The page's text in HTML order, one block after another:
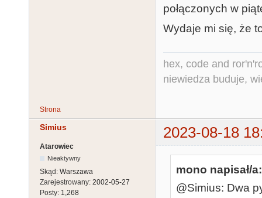
połączonych w
Wydaje mi się, że
hex, code and
niewiedza buduje,
Strona
Simius 2023-08-18
Atarowiec
Nieaktywny
Skąd: Warszawa
Zarejestrowany: 2002-05-27
Posty: 1,268
mono napisał/a:
@Simius: Dwa